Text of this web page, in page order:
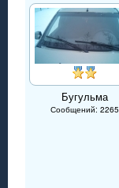
Бугульма
Сообщений: 2265